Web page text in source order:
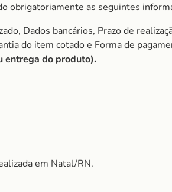
obrigatoriamente as seguintes
Dados bancários, Prazo de
do item cotado e Forma de
entrega do produto).
em Natal/RN.